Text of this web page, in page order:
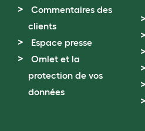
Commentaires des
clients
Espace presse
Omlet et la
protection de vos
données